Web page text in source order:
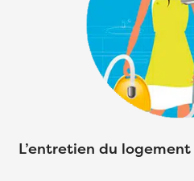
L’entretien du